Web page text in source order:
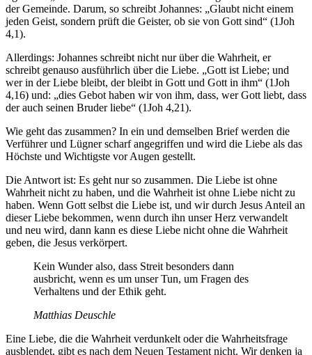
der Gemeinde. Darum, so schreibt Johannes: „Glaubt nicht einem
jeden Geist, sondern prüft die Geister, ob sie von Gott sind“ (1Joh
4,1).
Allerdings: Johannes schreibt nicht nur über die Wahrheit, er
schreibt genauso ausführlich über die Liebe. „Gott ist Liebe; und
wer in der Liebe bleibt, der bleibt in Gott und Gott in ihm“ (1Joh
4,16) und: „dies Gebot haben wir von ihm, dass, wer Gott liebt, dass
der auch seinen Bruder liebe“ (1Joh 4,21).
Wie geht das zusammen? In ein und demselben Brief werden die
Verführer und Lügner scharf angegriffen und wird die Liebe als das
Höchste und Wichtigste vor Augen gestellt.
Die Antwort ist: Es geht nur so zusammen. Die Liebe ist ohne
Wahrheit nicht zu haben, und die Wahrheit ist ohne Liebe nicht zu
haben. Wenn Gott selbst die Liebe ist, und wir durch Jesus Anteil an
dieser Liebe bekommen, wenn durch ihn unser Herz verwandelt
und neu wird, dann kann es diese Liebe nicht ohne die Wahrheit
geben, die Jesus verkörpert.
Kein Wunder also, dass Streit besonders dann
ausbricht, wenn es um unser Tun, um Fragen des
Verhaltens und der Ethik geht.
Matthias Deuschle
Eine Liebe, die die Wahrheit verdunkelt oder die Wahrheitsfrage
ausblendet, gibt es nach dem Neuen Testament nicht. Wir denken ja